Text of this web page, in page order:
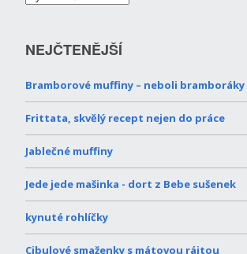
NEJČTENĚJŠÍ
Bramborové muffiny – neboli bramboráky
Frittata, skvělý recept nejen do práce
Jablečné muffiny
Jede jede mašinka - dort z Bebe sušenek
kynuté rohlíčky
Cibulové smaženky s mátovou rájtou